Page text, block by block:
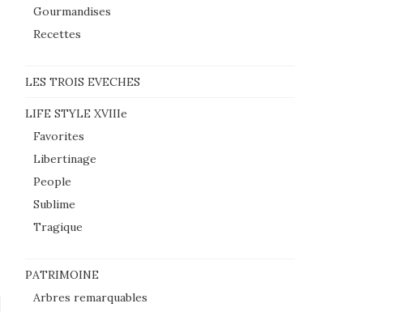
Gourmandises
Recettes
LES TROIS EVECHES
LIFE STYLE XVIIIe
Favorites
Libertinage
People
Sublime
Tragique
PATRIMOINE
Arbres remarquables